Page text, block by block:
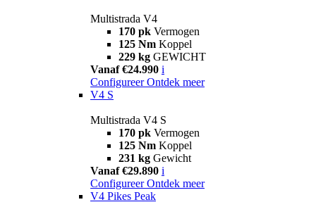
Multistrada V4
170 pk Vermogen
125 Nm Koppel
229 kg GEWICHT
Vanaf €24.990 i
Configureer Ontdek meer
V4 S
Multistrada V4 S
170 pk Vermogen
125 Nm Koppel
231 kg Gewicht
Vanaf €29.890 i
Configureer Ontdek meer
V4 Pikes Peak